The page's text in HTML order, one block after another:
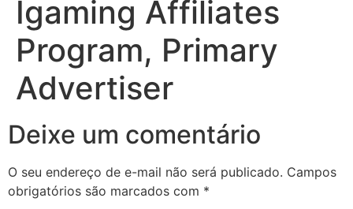
Igaming Affiliates
Program, Primary
Advertiser
Deixe um comentário
O seu endereço de e-mail não será publicado. Campos
obrigatórios são marcados com *